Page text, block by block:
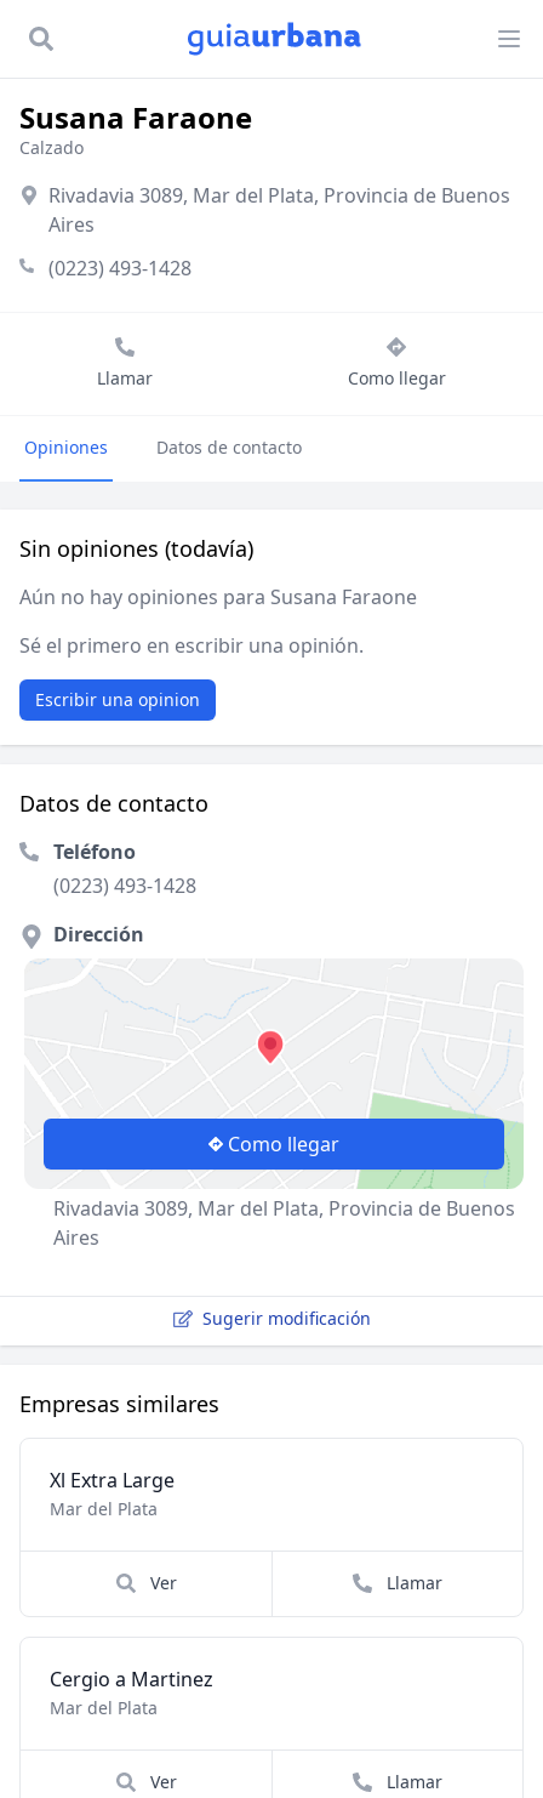
Susana Faraone
Calzado
Rivadavia 3089, Mar del Plata, Provincia de Buenos
Aires
(0223) 493-1428
Llamar Como llegar
Opiniones Datos de contacto
Sin opiniones (todavía)
Aún no hay opiniones para Susana Faraone
Sé el primero en escribir una opinión.
Escribir una opinion
Datos de contacto
Teléfono
(0223) 493-1428
Dirección
Como llegar
Rivadavia 3089, Mar del Plata, Provincia de Buenos
Aires
Sugerir modificación
Empresas similares
Xl Extra Large
Mar del Plata
Ver Llamar
Cergio a Martinez
Mar del Plata
Ver Llamar